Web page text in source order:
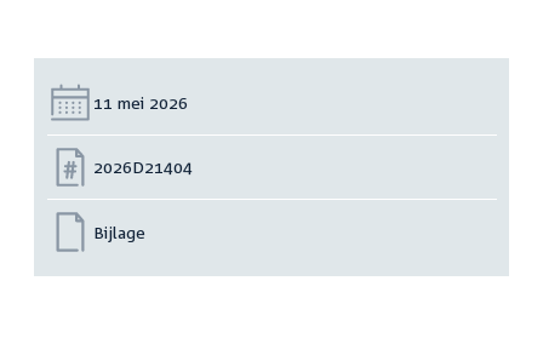
Datum:
11 mei 2026
Nummer:
2026D21404
Bijlage